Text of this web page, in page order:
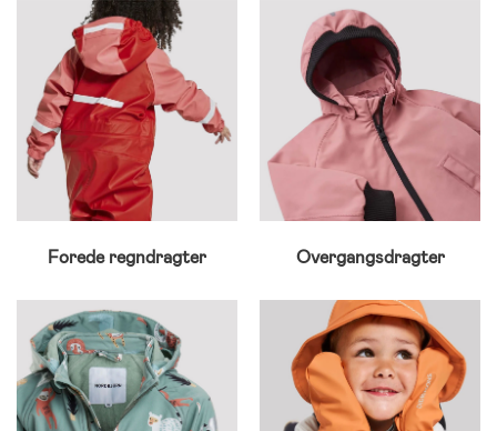
Forede regndragter Overgangsdragter